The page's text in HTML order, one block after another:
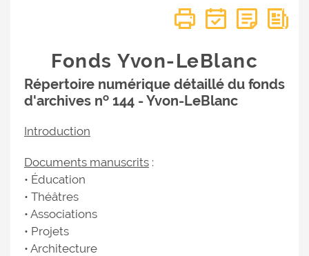
Fonds Yvon-LeBlanc
Répertoire numérique détaillé du fonds
d'archives no 144 - Yvon-LeBlanc
Introduction
Documents manuscrits :
• Éducation
• Théâtres
• Associations
• Projets
• Architecture